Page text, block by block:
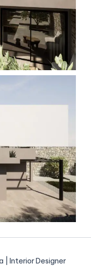
| Interior Designer